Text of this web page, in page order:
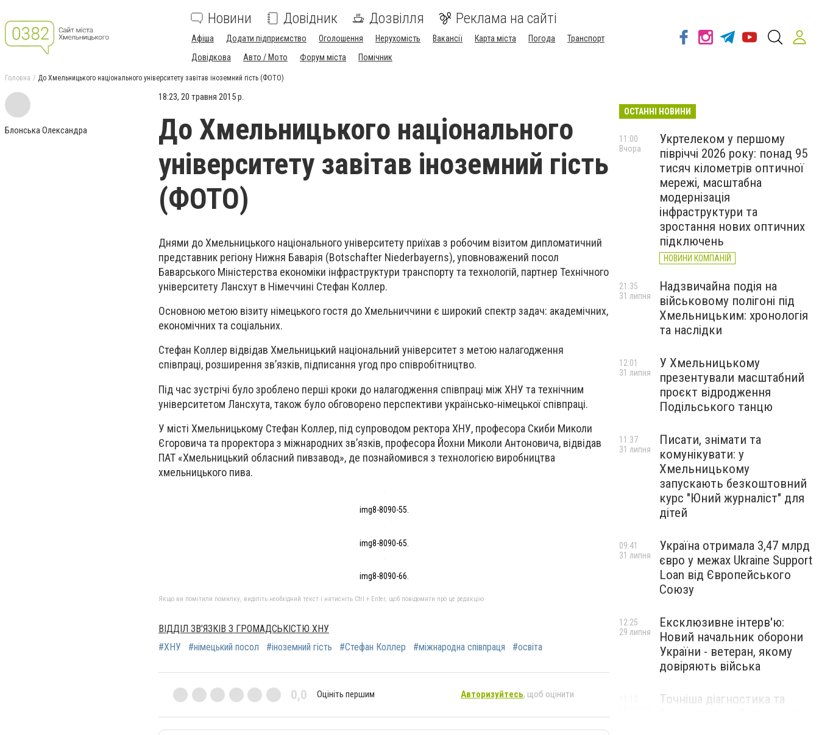
Новини Довідник Дозвілля Реклама на сайті
Афіша Додати підприємство Оголошення Нерухомість Вакансії Карта міста Погода
Транспорт
Довідкова
Авто / Мото Форум міста Помічник
Головна До Хмельницького національного університету завітав іноземний гість (ФОТО)
Блонська Олександра
18:23, 20 травня 2015 р.
До Хмельницького національного
університету завітав іноземний гість
(ФОТО)
Днями до Хмельницького національного університету приїхав з робочим візитом дипломатичний
представник регіону Нижня Баварія (Botschafter Niederbayerns), уповноважений посол
Баварського Міністерства економіки інфраструктури транспорту та технологій, партнер Технічного
університету Лансхут в Німеччині Стефан Коллер.
Основною метою візиту німецького гостя до Хмельниччини є широкий спектр задач: академічних,
економічних та соціальних.
Стефан Коллер відвідав Хмельницький національний університет з метою налагодження
співпраці, розширення зв’язків, підписання угод про співробітництво.
Під час зустрічі було зроблено перші кроки до налагодження співпраці між ХНУ та технічним
університетом Лансхута, також було обговорено перспективи українсько-німецької співпраці.
У місті Хмельницькому Стефан Коллер, під супроводом ректора ХНУ, професора Скиби Миколи
Єгоровича та проректора з міжнародних зв’язків, професора Йохни Миколи Антоновича, відвідав
ПАТ «Хмельницький обласний пивзавод», де познайомився з технологією виробництва
хмельницького пива.
img8-8090-55.
img8-8090-65.
img8-8090-66.
Якщо ви помітили помилку, виділіть необхідний текст і натисніть Ctrl + Enter, щоб повідомити про це редакцію
ВІДДІЛ ЗВ’ЯЗКІВ З ГРОМАДСЬКІСТЮ ХНУ
#ХНУ
#німецький посол #іноземний гість #Стефан Коллер #міжнародна співпраця #освіта
0,0 Оцініть першим Авторизуйтесь, щоб оцінити
ОСТАННІ НОВИНИ
Укртелеком у першому
півріччі 2026 року: понад 95
тисяч кілометрів оптичної
мережі, масштабна
модернізація
інфраструктури та
зростання нових оптичних
підключень
НОВИНИ КОМПАНІЙ
11:00
Вчора
Надзвичайна подія на
військовому полігоні під
Хмельницьким: хронологія
та наслідки
21:35
31 липня
У Хмельницькому
презентували масштабний
проєкт відродження
Подільського танцю
12:01
31 липня
Писати, знімати та
комунікувати: у
Хмельницькому
запускають безкоштовний
курс "Юний журналіст" для
дітей
11:37
31 липня
Україна отримала 3,47 млрд
євро у межах Ukraine Support
Loan від Європейського
Союзу
09:41
31 липня
Ексклюзивне інтерв'ю:
Новий начальник оборони
України - ветеран, якому
довіряють війська
12:25
29 липня
Точніша діагностика та